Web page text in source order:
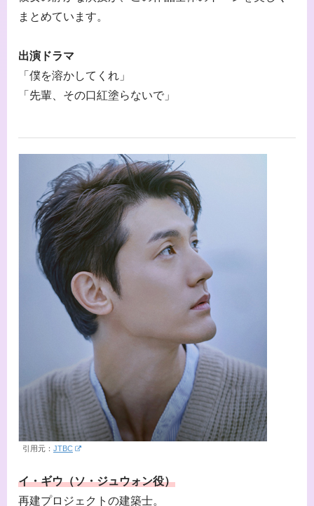
まとめています。
出演ドラマ
「僕を溶かしてくれ」
「先輩、その口紅塗らないで」
引用元： JTBC
イ・ギウ（ソ・ジュウォン役）
再建プロジェクトの建築士。